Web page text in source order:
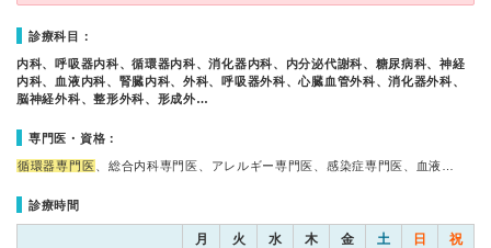
診療科目：
内科、呼吸器内科、循環器内科、消化器内科、内分泌代謝科、糖尿病科、神経
内科、血液内科、腎臓内科、外科、呼吸器外科、心臓血管外科、消化器外科、
脳神経外科、整形外科、形成外…
専門医・資格：
循環器専門医 、総合内科専門医、アレルギー専門医、感染症専門医、血液…
診療時間
月 火 水 木 金 土 日 祝